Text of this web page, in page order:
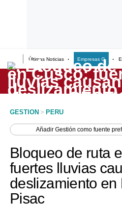
Últimas Noticias Empresas G
Lo último
Peru Quiosco
Economía
Mercados
Perú
GESTION > PERU
AñadirGestión como fuente
Bloqueo de ruta
fuertes lluvias
deslizamiento en
Pisac